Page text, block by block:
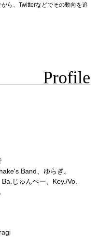
ら、Twitterなどでその動向を追
Profile
Band、ゆらぎ。
じゅんぺー、Key./Vo.